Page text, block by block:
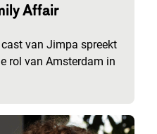
Affair
van Jimpa spreekt
rol van Amsterdam in